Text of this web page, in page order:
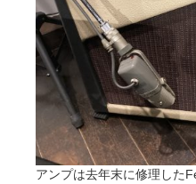
アンプは去年末に修理した